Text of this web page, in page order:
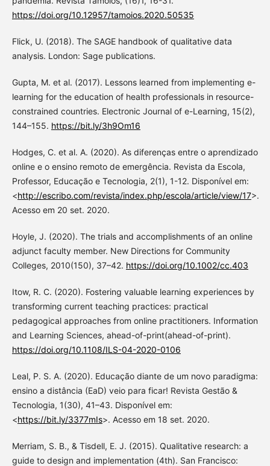
https://doi.org/10.12957/tamoios.2020.50535
Flick, U. (2018). The SAGE handbook of qualitative data
analysis. London: Sage publications.
Gupta, M. et al. (2017). Lessons learned from implementing e-
learning for the education of health professionals in resource-
constrained countries. Electronic Journal of e-Learning, 15(2),
144–155. https://bit.ly/3h9Om16
Hodges, C. et al. A. (2020). As diferenças entre o aprendizado
online e o ensino remoto de emergência. Revista da Escola,
Professor, Educação e Tecnologia, 2(1), 1-12. Disponível em:
<http://escribo.com/revista/index.php/escola/article/view/17>.
Acesso em 20 set. 2020.
Hoyle, J. (2020). The trials and accomplishments of an online
adjunct faculty member. New Directions for Community
Colleges, 2010(150), 37–42. https://doi.org/10.1002/cc.403
Itow, R. C. (2020). Fostering valuable learning experiences by
transforming current teaching practices: practical
pedagogical approaches from online practitioners. Information
and Learning Sciences, ahead-of-print(ahead-of-print).
https://doi.org/10.1108/ILS-04-2020-0106
Leal, P. S. A. (2020). Educação diante de um novo paradigma:
ensino a distância (EaD) veio para ficar! Revista Gestão &
Tecnologia, 1(30), 41–43. Disponível em:
<https://bit.ly/3377mIs>. Acesso em 18 set. 2020.
Merriam, S. B., & Tisdell, E. J. (2015). Qualitative research: a
guide to design and implementation (4th). San Francisco: